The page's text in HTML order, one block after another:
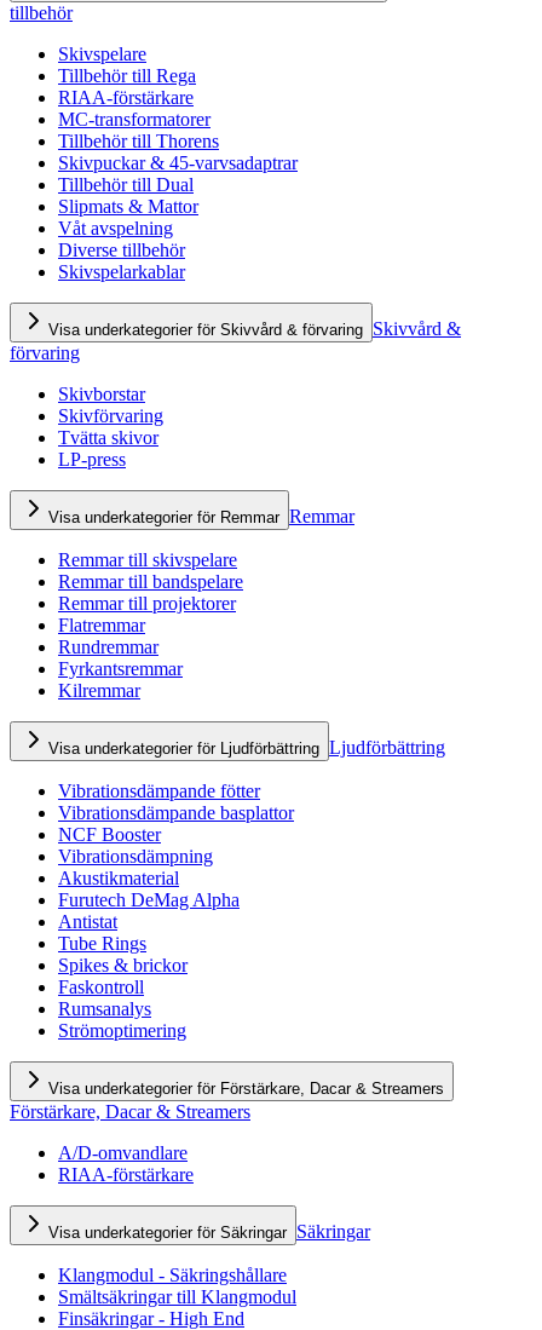
tillbehör
Skivspelare
Tillbehör till Rega
RIAA-förstärkare
MC-transformatorer
Tillbehör till Thorens
Skivpuckar & 45-varvsadaptrar
Tillbehör till Dual
Slipmats & Mattor
Våt avspelning
Diverse tillbehör
Skivspelarkablar
Visa underkategorier för Skivvård & förvaring Skivvård &
förvaring
Skivborstar
Skivförvaring
Tvätta skivor
LP-press
Visa underkategorier för Remmar Remmar
Remmar till skivspelare
Remmar till bandspelare
Remmar till projektorer
Flatremmar
Rundremmar
Fyrkantsremmar
Kilremmar
Visa underkategorier för Ljudförbättring Ljudförbättring
Vibrationsdämpande fötter
Vibrationsdämpande basplattor
NCF Booster
Vibrationsdämpning
Akustikmaterial
Furutech DeMag Alpha
Antistat
Tube Rings
Spikes & brickor
Faskontroll
Rumsanalys
Strömoptimering
Visa underkategorier för Förstärkare, Dacar & Streamers
Förstärkare, Dacar & Streamers
A/D-omvandlare
RIAA-förstärkare
Visa underkategorier för Säkringar Säkringar
Klangmodul - Säkringshållare
Smältsäkringar till Klangmodul
Finsäkringar - High End